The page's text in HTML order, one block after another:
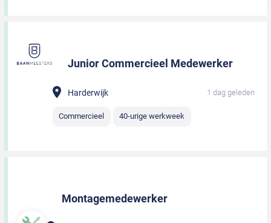
Junior Commercieel Medewerker
Harderwijk 1 dag geleden
Commercieel 40-urige werkweek
Montagemedewerker